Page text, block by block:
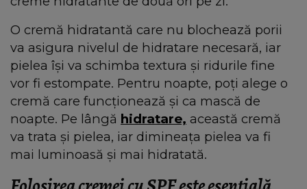
O cremă hidratantă care nu blochează porii
va asigura nivelul de hidratare necesară, iar
pielea își va schimba textura și ridurile fine
vor fi estompate. Pentru noapte, poți alege o
cremă care funcționează și ca mască de
noapte. Pe lângă hidratare, această cremă
va trata și pielea, iar dimineața pielea va fi
mai luminoasă și mai hidratată.